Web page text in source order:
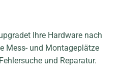
Ihre Hardware nach
Mess- und Montageplätze
und Reparatur.